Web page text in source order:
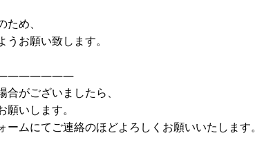
め、
お願い致します。
がございましたら、
いします。
ムにてご連絡のほどよろしくお願いいたします。